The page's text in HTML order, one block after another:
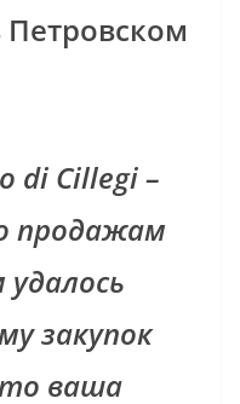
di Cillegi –
продажам
закупок
ваша